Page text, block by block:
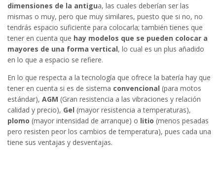
dimensiones de la antigua, las cuales deberían ser las
mismas o muy, pero que muy similares, puesto que si no, no
tendrás espacio suficiente para colocarla; también tienes que
tener en cuenta que hay modelos que se pueden colocar a
mayores de una forma vertical, lo cual es un plus añadido
en lo que a espacio se refiere.
En lo que respecta a la tecnología que ofrece la batería hay que
tener en cuenta si es de sistema convencional (para motos
estándar), AGM (Gran resistencia a las vibraciones y relación
calidad y precio), Gel (mayor resistencia a temperaturas),
plomo (mayor intensidad de arranque) o litio (menos pesadas
pero resisten peor los cambios de temperatura), pues cada una
tiene sus ventajas y desventajas.